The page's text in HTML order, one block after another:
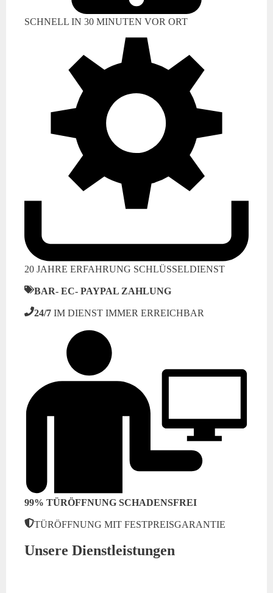
SCHNELL IN 30 MINUTEN VOR ORT
20 JAHRE ERFAHRUNG SCHLÜSSELDIENST
BAR- EC- PAYPAL ZAHLUNG
24/7 IM DIENST IMMER ERREICHBAR
99% TÜRÖFFNUNG SCHADENSFREI
TÜRÖFFNUNG MIT FESTPREISGARANTIE
Unsere Dienstleistungen